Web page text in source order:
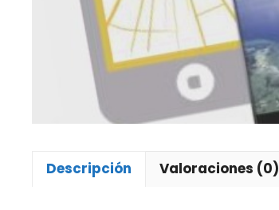
Descripción Valoraciones (0)